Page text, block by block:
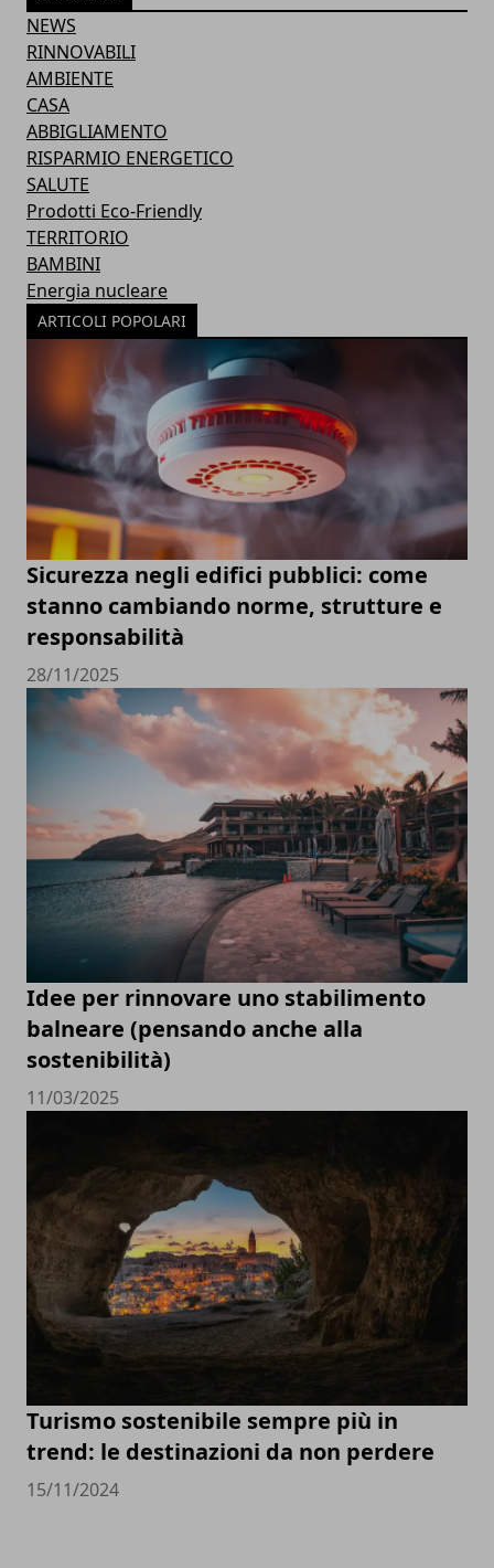
NEWS
RINNOVABILI
AMBIENTE
CASA
ABBIGLIAMENTO
RISPARMIO ENERGETICO
SALUTE
Prodotti Eco-Friendly
TERRITORIO
BAMBINI
Energia nucleare
ARTICOLI POPOLARI
Sicurezza negli edifici pubblici: come
stanno cambiando norme, strutture e
responsabilità
28/11/2025
Idee per rinnovare uno stabilimento
balneare (pensando anche alla
sostenibilità)
11/03/2025
Turismo sostenibile sempre più in
trend: le destinazioni da non perdere
15/11/2024